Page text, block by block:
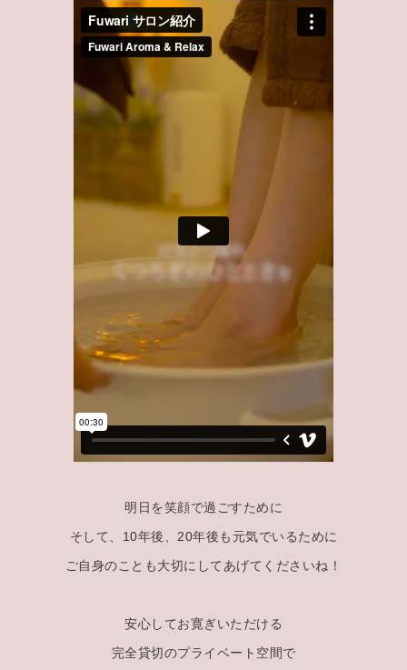
明日を笑顔で過ごすために
そして、10年後、20年後も元気でいるために
ご自身のことも大切にしてあげてくださいね！
安心してお寛ぎいただける
完全貸切のプライベート空間で